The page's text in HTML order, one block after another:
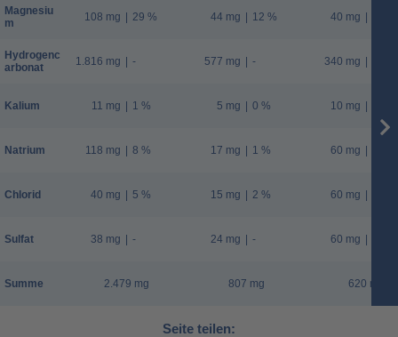
Magnesiu
m
Hydrogenc
arbonat
Kalium
Natrium
Chlorid
Sulfat
Summe
108 mg | 29 %
1.816 mg | -
11 mg | 1 %
118 mg | 8 %
40 mg | 5 %
38 mg | -
2.479 mg
44 mg | 12 %
577 mg | -
5 mg | 0 %
17 mg | 1 %
15 mg | 2 %
24 mg | -
807 mg
40 mg |
340 mg |
10 mg |
60 mg |
60 mg |
60 mg |
620 mg
Seite teilen: